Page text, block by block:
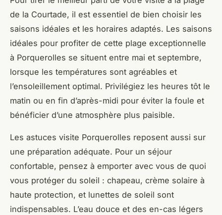
de la Courtade, il est essentiel de bien choisir les
saisons idéales et les horaires adaptés. Les saisons
idéales pour profiter de cette plage exceptionnelle
à Porquerolles se situent entre mai et septembre,
lorsque les températures sont agréables et
l’ensoleillement optimal. Privilégiez les heures tôt le
matin ou en fin d’après-midi pour éviter la foule et
bénéficier d’une atmosphère plus paisible.
Les astuces visite Porquerolles reposent aussi sur
une préparation adéquate. Pour un séjour
confortable, pensez à emporter avec vous de quoi
vous protéger du soleil : chapeau, crème solaire à
haute protection, et lunettes de soleil sont
indispensables. L’eau douce et des en-cas légers